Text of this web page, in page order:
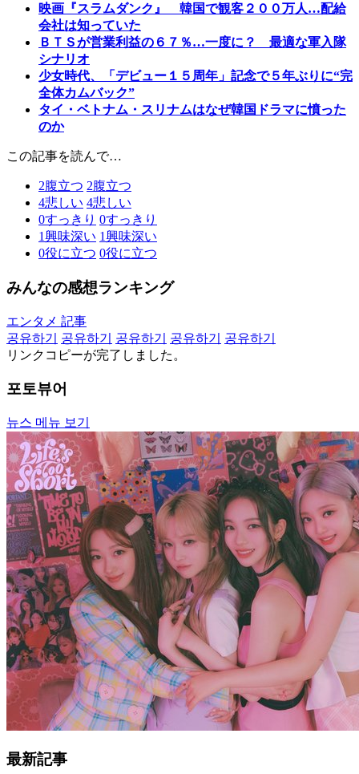
映画『スラムダンク』 韓国で観客２００万人…配給
会社は知っていた
ＢＴＳが営業利益の６７％…一度に？ 最適な軍入隊
シナリオ
少女時代、「デビュー１５周年」記念で５年ぶりに“完
全体カムバック”
タイ・ベトナム・スリナムはなぜ韓国ドラマに憤った
のか
この記事を読んで…
2腹立つ 2腹立つ
4悲しい 4悲しい
0すっきり 0すっきり
1興味深い 1興味深い
0役に立つ 0役に立つ
みんなの感想ランキング
エンタメ 記事
공유하기
공유하기 공유하기 공유하기
공유하기
リンクコピーが完了しました。
포토뷰어
뉴스 메뉴 보기
最新記事